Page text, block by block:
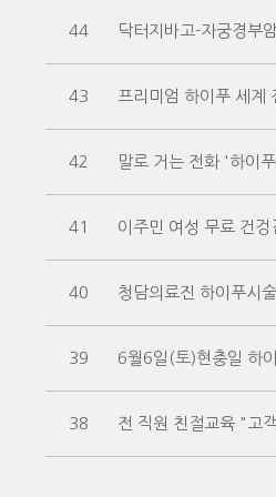
44 닥터지바고-자궁경부
43 프리미엄 하이푸 세계
42 말로 거는 전화 '하이
41 이주민 여성 무료 건겅
40 청담의료진 하이푸시
39 6월6일(토)현충일 하
38 전 직원 친절교육 "고